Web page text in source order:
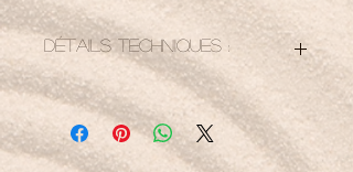
Détails techniques :
Bracelet élastiqué
18 cm soit 30 perles de 6mm